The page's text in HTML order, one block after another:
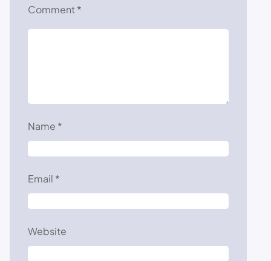
Comment *
Name *
Email *
Website